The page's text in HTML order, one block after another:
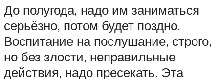
До полугода, надо им заниматься
серьёзно, потом будет поздно.
Воспитание на послушание, строго,
но без злости, неправильные
действия, надо пресекать. Эта